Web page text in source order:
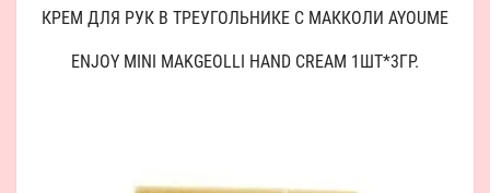
КРЕМ ДЛЯ РУК В ТРЕУГОЛЬНИКЕ С МАККОЛИ AYOUME
ENJOY MINI MAKGEOLLI HAND CREAM 1ШТ*3ГР.